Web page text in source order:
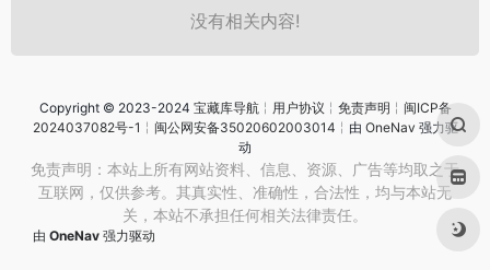
没有相关内容!
Copyright © 2023-2024 宝藏库导航╎ 用户协议 ╎ 免责声明 ╎ 闽ICP备
2024037082号-1 ╎ 闽公网安备35020602003014 ╎由 OneNav 强力驱
动
免责声明：本站上所有网站资料、信息、资源、广告等均取之于
互联网，仅供参考。其真实性、准确性，合法性，均与本站无
关，本站不承担任何相关法律责任。
由 OneNav 强力驱动